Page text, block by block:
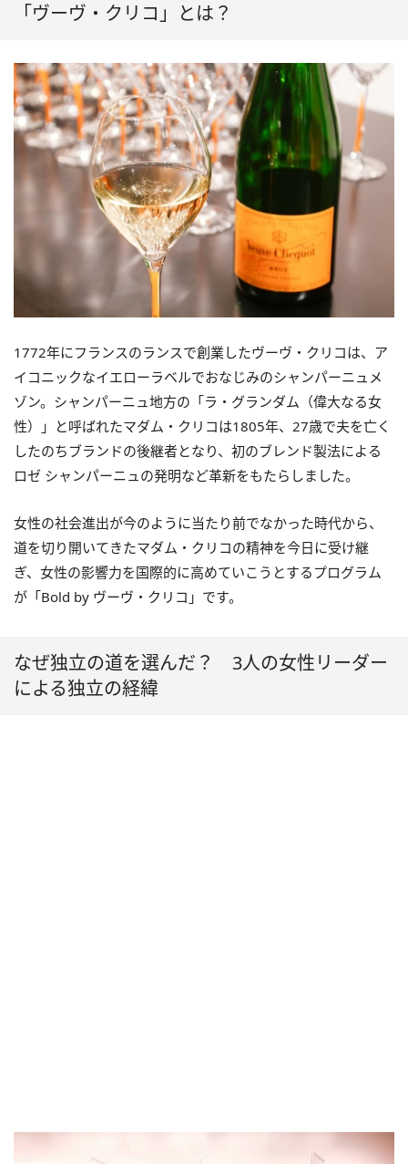
「ヴーヴ・クリコ」とは？
1772年にフランスのランスで創業したヴーヴ・クリコは、ア
イコニックなイエローラベルでおなじみのシャンパーニュメ
ゾン。シャンパーニュ地方の「ラ・グランダム（偉大なる女
性）」と呼ばれたマダム・クリコは1805年、27歳で夫を亡く
したのちブランドの後継者となり、初のブレンド製法による
ロゼ シャンパーニュの発明など革新をもたらしました。
女性の社会進出が今のように当たり前でなかった時代から、
道を切り開いてきたマダム・クリコの精神を今日に受け継
ぎ、女性の影響力を国際的に高めていこうとするプログラム
が「Bold by ヴーヴ・クリコ」です。
なぜ独立の道を選んだ？ 3人の女性リーダー
による独立の経緯